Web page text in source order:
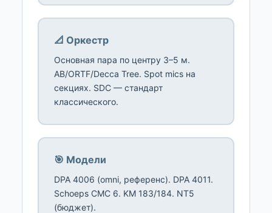
📐 Оркестр
Основная пара по центру 3–5 м.
AB/ORTF/Decca Tree. Spot mics на
секциях. SDC — стандарт
классического.
🎯 Модели
DPA 4006 (omni, референс). DPA 4011.
Schoeps CMC 6. KM 183/184. NT5
(бюджет).